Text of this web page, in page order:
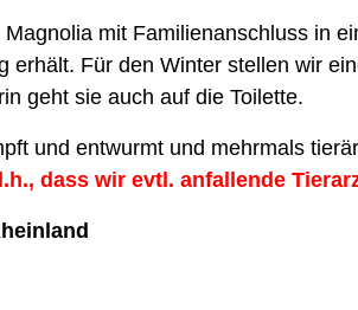
mit Familienanschluss in
erhält. Für den Winter stellen wir
geht sie auch auf die Toilette.
und entwurmt und mehrmals
dass wir evtl. anfallende